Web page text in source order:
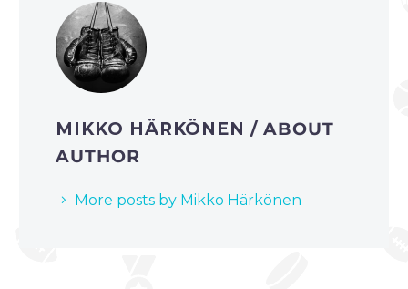
MIKKO HÄRKÖNEN/ ABOUT
AUTHOR
More posts by Mikko Härkönen